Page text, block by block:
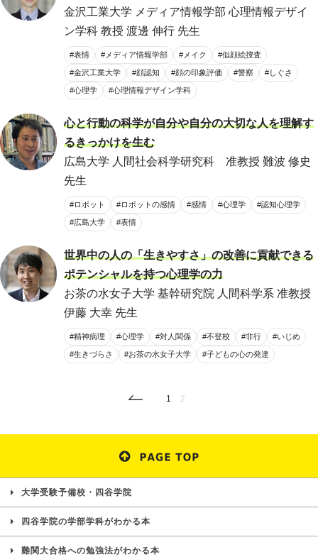
金沢工業大学 メディア情報学部 心理情報デザイ
ン学科 教授 渡邊 伸行 先生
#表情 #メディア情報学部 #メイク #似顔絵捜査
#金沢工業大学 #顔認知 #顔の印象評価 #警察 #しぐさ
#心理学 #心理情報デザイン学科
心と行動の科学が自分や自分の大切な人を理解す
るきっかけを生む
広島大学 人間社会科学研究科 准教授 難波 修史
先生
#ロボット #ロボットの感情 #感情 #心理学 #認知心理学
#広島大学 #表情
世界中の人の「生きやすさ」の改善に貢献できる
ポテンシャルを持つ心理学の力
お茶の水女子大学 基幹研究院 人間科学系 准教授
伊藤 大幸 先生
#精神病理 #心理学 #対人関係 #不登校 #非行 #いじめ
#生きづらさ #お茶の水女子大学 #子どもの心の発達
1 2
大学受験予備校・四谷学院
四谷学院の学部学科がわかる本
難関大合格への勉強法がわかる本